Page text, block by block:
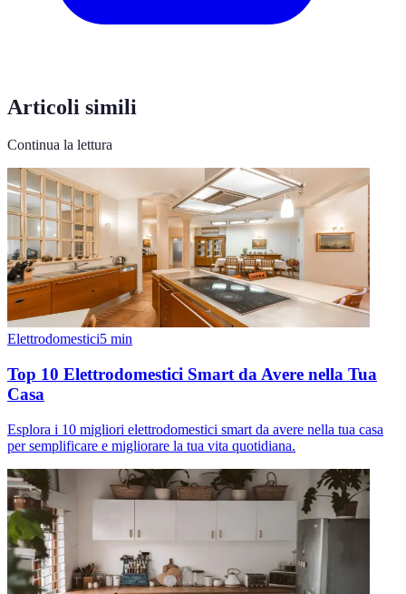
Articoli simili
Continua la lettura
Elettrodomestici5 min
Top 10 Elettrodomestici Smart da Avere nella Tua
Casa
Esplora i 10 migliori elettrodomestici smart da avere nella tua casa
per semplificare e migliorare la tua vita quotidiana.